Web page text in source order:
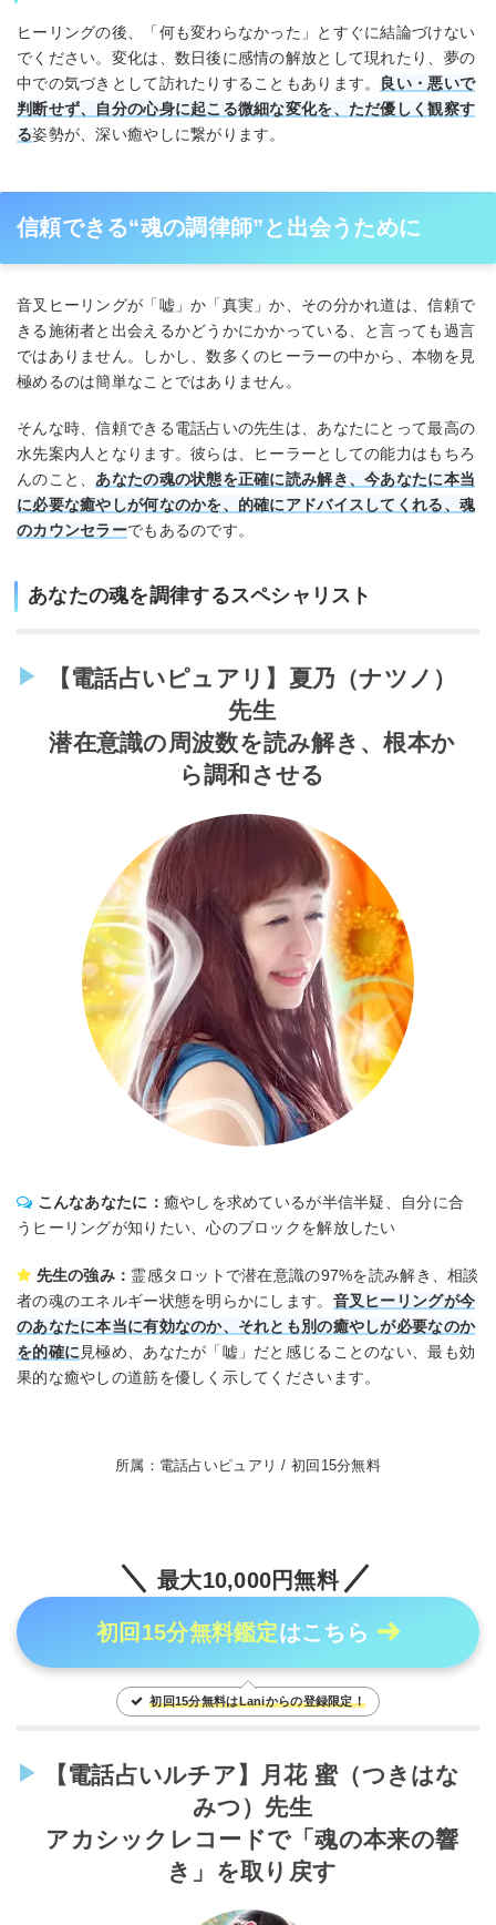
ヒーリングの後、「何も変わらなかった」とすぐに結論づけない
でください。変化は、数日後に感情の解放として現れたり、夢の
中での気づきとして訪れたりすることもあります。 良い・悪いで
判断せず、自分の心身に起こる微細な変化を、ただ優しく観察す
る姿勢が、深い癒やしに繋がります。
信頼できる“魂の調律師”と出会うために
音叉ヒーリングが「嘘」か「真実」か、その分かれ道は、信頼で
きる施術者と出会えるかどうかにかかっている、と言っても過言
ではありません。しかし、数多くのヒーラーの中から、本物を見
極めるのは簡単なことではありません。
そんな時、信頼できる電話占いの先生は、あなたにとって最高の
水先案内人となります。彼らは、ヒーラーとしての能力はもちろ
んのこと、 あなたの魂の状態を正確に読み解き、今あなたに本当
に必要な癒やしが何なのかを、的確にアドバイスしてくれる、魂
のカウンセラーでもあるのです。
あなたの魂を調律するスペシャリスト
【電話占いピュアリ】夏乃（ナツノ）
先生
潜在意識の周波数を読み解き、根本か
ら調和させる
こんなあなたに： 癒やしを求めているが半信半疑、自分に合
うヒーリングが知りたい、心のブロックを解放したい
先生の強み： 霊感タロットで潜在意識の97%を読み解き、相談
者の魂のエネルギー状態を明らかにします。 音叉ヒーリングが今
のあなたに本当に有効なのか、それとも別の癒やしが必要なのか
を的確に 見極め、あなたが「嘘」だと感じることのない、最も効
果的な癒やしの道筋を優しく示してくださいます。
所属：電話占いピュアリ / 初回15分無料
最大10,000円無料
初回15分無料鑑定はこちら
初回15分無料はLaniからの登録限定！
【電話占いルチア】月花 蜜（つきはな
みつ）先生
アカシックレコードで「魂の本来の響
き」を取り戻す